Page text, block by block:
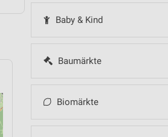
Baby & Kind
Baumärkte
Biomärkte